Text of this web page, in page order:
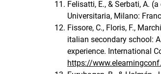
Felisatti, E., & Serbati, A.
Universitaria, Milano:
Fissore, C., Floris, F.,
italian secondary school:
experience. International
https://